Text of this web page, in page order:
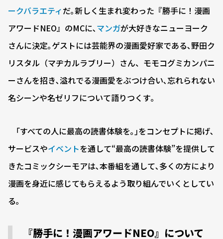
ークバラエティだ｡新しく生まれ変わった『勝手に！漫画
アワードNEO』のMCに､マンガが大好きなニューヨーク
さんに決定｡ゲストには芸能界の漫画愛好家である､野田ク
リスタル（マヂカルラブリー）さん、モモコグミカンパニ
ーさんを招き､溢れでる漫画愛をぶつけ合い､忘れられない
名シーンや名ゼリフについて語りつくす｡
｢すべての人に最高の読書体験を｡｣をコンセプトに掲げ､
サービスやイベントを通して“最高の読書体験”を提供して
きたコミックシーモアは､本番組を通して､多くの方により
漫画を身近に感じてもらえるよう取り組んでいくとしてい
る｡
『勝手に！漫画アワードNEO』について